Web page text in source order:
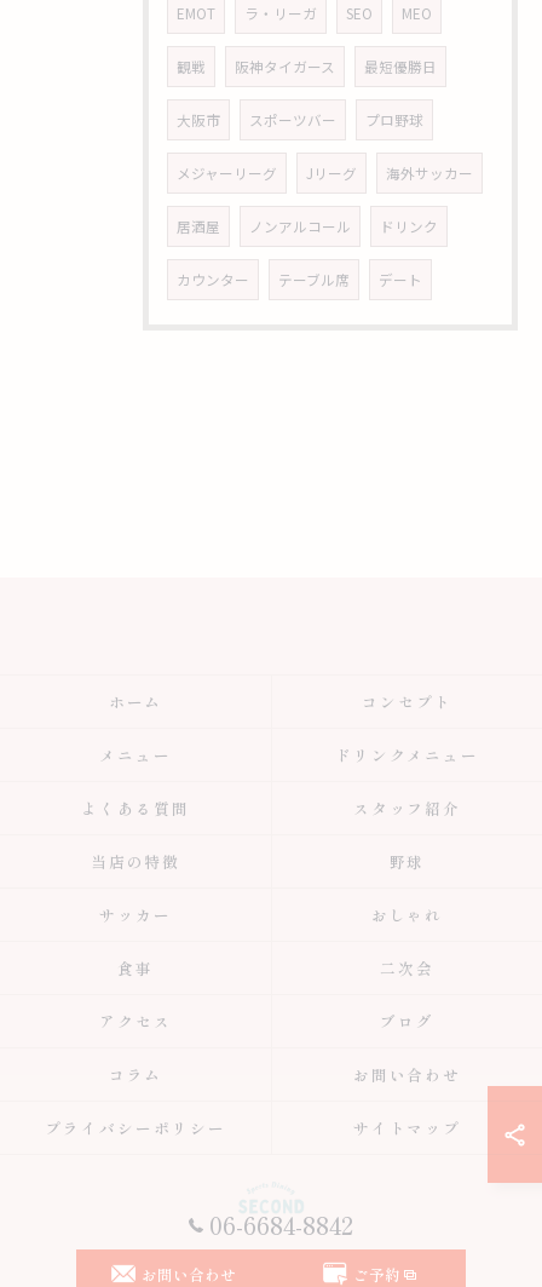
EMOT ラ・リーガ SEO MEO
観戦 阪神タイガース 最短優勝日
大阪市 スポーツバー プロ野球
メジャーリーグ Jリーグ 海外サッカー
居酒屋 ノンアルコール ドリンク
カウンター テーブル席 デート
06-6684-8842
お問い合わせ ご予約
ホーム コンセプト
メニュー ドリンクメニュー
よくある質問 スタッフ紹介
当店の特徴 野球
サッカー おしゃれ
食事 二次会
アクセス ブログ
コラム お問い合わせ
プライバシーポリシー サイトマップ
© 2026 大阪府大阪市のスポーツバーはスポーツ居酒屋 Second ALL RIGHTS
RESERVED.